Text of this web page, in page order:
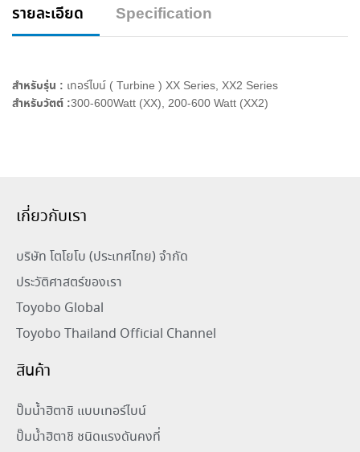
:
รายละเอียด Specification
สำหรับรุ่น : เทอร์ไบน์ ( Turbine ) XX Series, XX2 Series
สำหรับวัตต์ :300-600Watt (XX), 200-600 Watt (XX2)
เกี่ยวกับเรา
บริษัท โตโยโบ (ประเทศไทย) จำกัด
ประวัติศาสตร์ของเรา
Toyobo Global
Toyobo Thailand Official Channel
สินค้า
ปั๊มน้ำฮิตาชิ แบบเทอร์ไบน์
ปั๊มน้ำฮิตาชิ ชนิดแรงดันคงที่